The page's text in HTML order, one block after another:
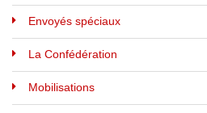
Envoyés spéciaux
La Confédération
Mobilisations